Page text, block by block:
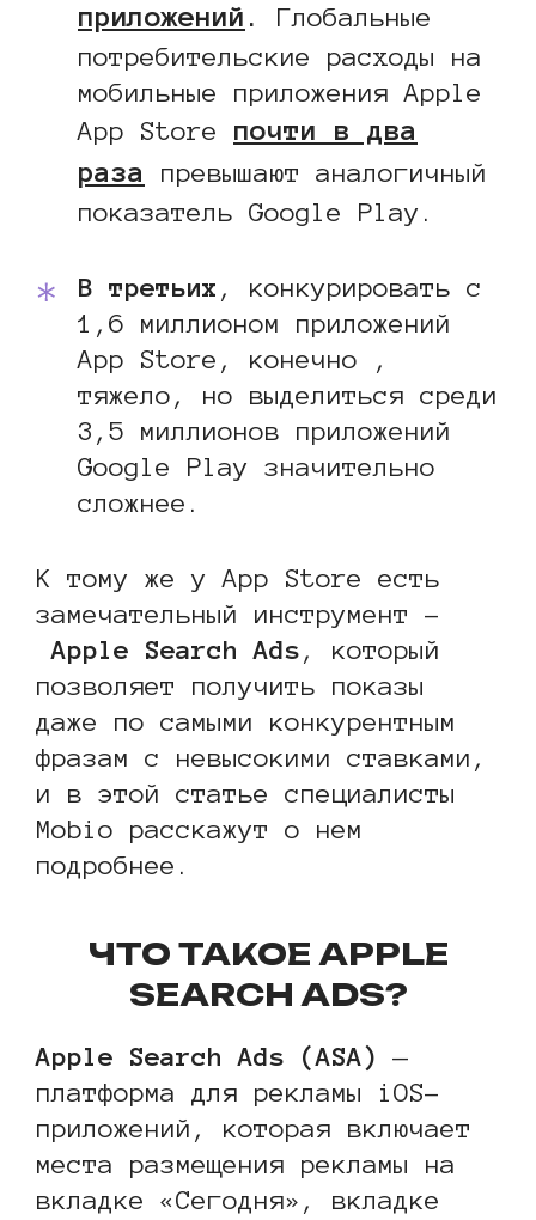
приложений .
Глобальные
потребительские расходы на
мобильные приложения Apple
App Store почти в два
раза
превышают аналогичный
показатель Google Play.
В третьих , конкурировать с
1,6 миллионом приложений
App Store, конечно ,
тяжело, но выделиться среди
3,5 миллионов приложений
Google Play значительно
сложнее.
К тому же у App Store есть
замечательный инструмент –
Apple Search Ads , который
позволяет получить показы
даже по самыми конкурентным
фразам с невысокими ставками,
и в этой статье специалисты
Mobio расскажут о нем
подробнее.
ЧТО ТАКОЕ APPLE
SEARCH ADS?
Apple Search Ads (ASA)
—
платформа для рекламы iOS-
приложений, которая включает
места размещения рекламы на
вкладке «Сегодня», вкладке